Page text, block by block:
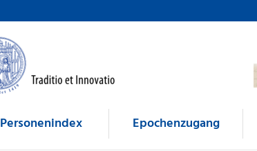
Personenindex Epochenzugang